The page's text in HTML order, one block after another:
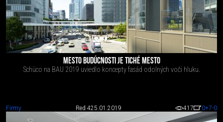
MESTO BUDÚCNOSTI JE TICHÉ MESTO
Schüco na BAU 2019 uviedlo koncepty fasád odolných voči hluku.
Firmy Red 425.01.2019 417 0+7-0